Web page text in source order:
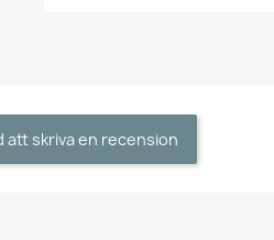
att skriva en recension